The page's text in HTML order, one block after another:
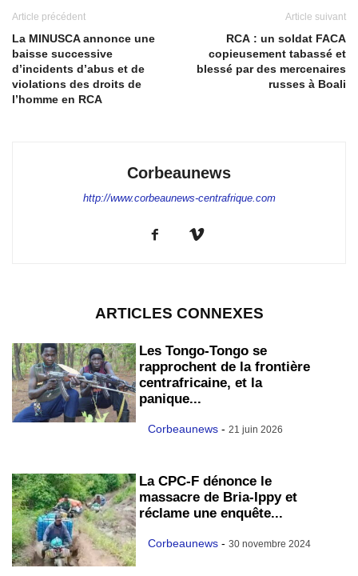
Article précédent
La MINUSCA annonce une
baisse successive
d’incidents d’abus et de
violations des droits de
l’homme en RCA
Article suivant
RCA : un soldat FACA
copieusement tabassé et
blessé par des mercenaires
russes à Boali
Corbeaunews
http://www.corbeaunews-centrafrique.com
ARTICLES CONNEXES
Les Tongo-Tongo se
rapprochent de la frontière
centrafricaine, et la
panique...
Corbeaunews - 21 juin 2026
La CPC-F dénonce le
massacre de Bria-Ippy et
réclame une enquête...
Corbeaunews - 30 novembre 2024